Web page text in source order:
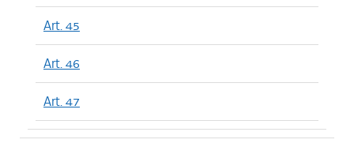
Art. 45
Art. 46
Art. 47